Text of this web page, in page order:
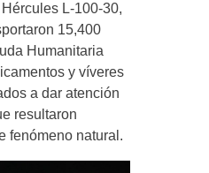
L-100-30,
15,400
Humanitaria
y víveres
a dar atención
resultaron
fenómeno natural.